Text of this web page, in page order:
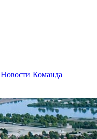
Новости Команда